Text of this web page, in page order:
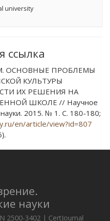
university
ссылка
ОСНОВНЫЕ ПРОБЛЕМЫ
КУЛЬТУРЫ
ИХ РЕШЕНИЯ НА
ШКОЛЕ // Научное
2015. № 1. С. 180-180;
en/article/view?id=807
науки
2500-3402 | CertJournal